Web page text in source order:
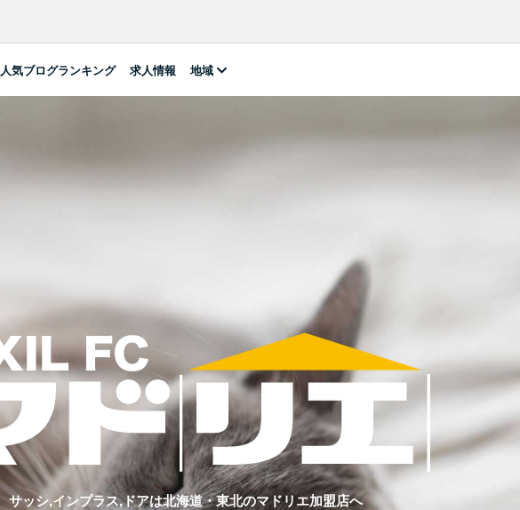
人気ブログランキング 求人情報 地域
サッシ,インプラス,ドアは北海道・東北のマドリエ加盟店へ